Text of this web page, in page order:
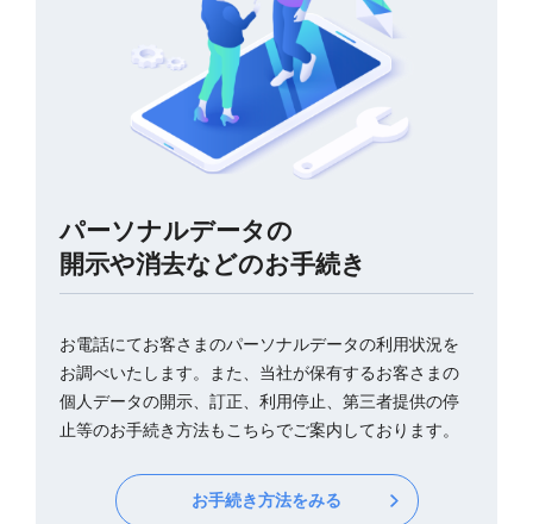
パーソナルデータの
開示や消去などのお手続き
お電話にてお客さまのパーソナルデータの利用状況を
お調べいたします。また、当社が保有するお客さまの
個人データの開示、訂正、利用停止、第三者提供の停
止等のお手続き方法もこちらでご案内しております。
お手続き方法をみる